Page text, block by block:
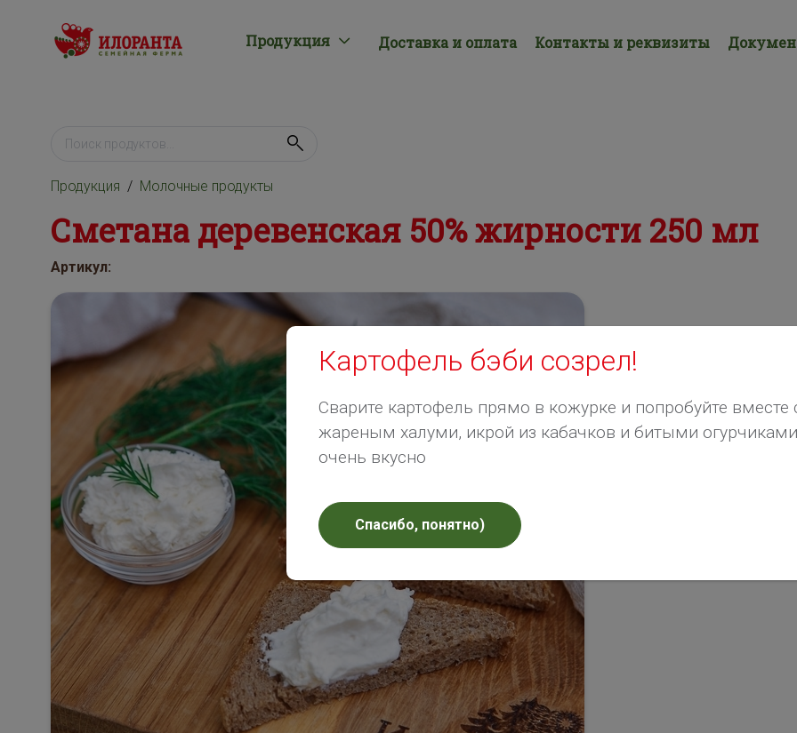
Продукция Доставка и оплата Контакты и реквизиты
Продукция Молочные продукты
Сметана деревенская 50% жирности 250 мл
Артикул:
Картофель бэби созрел!
Сварите картофель прямо в кожурке и попробуйте вместе
жареным халуми, икрой из кабачков и битыми огурчиками
очень вкусно
Спасибо, понятно)